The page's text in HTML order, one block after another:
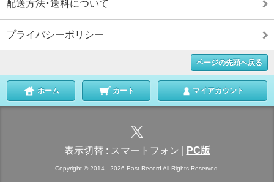
配送方法･送料について
プライバシーポリシー
ページの先頭へ戻る
ホーム カート マイアカウント
表示切替 : スマートフォン PC版
Copyright © 2014 - 2026 East Record All Rights Reserved.